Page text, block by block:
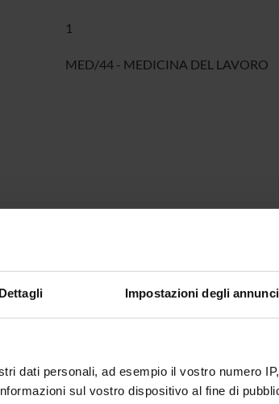
Dettagli Impostazioni degli annunci
dati personali, ad esempio il vostro numero
sul vostro dispositivo al fine di
1
MED/44 - MEDICINA DEL LAVORO